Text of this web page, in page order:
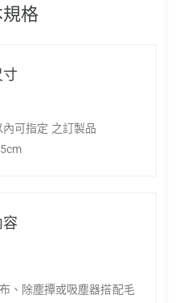
格
寸
可指定 之訂製品
容
、除塵撢或吸塵器搭配毛